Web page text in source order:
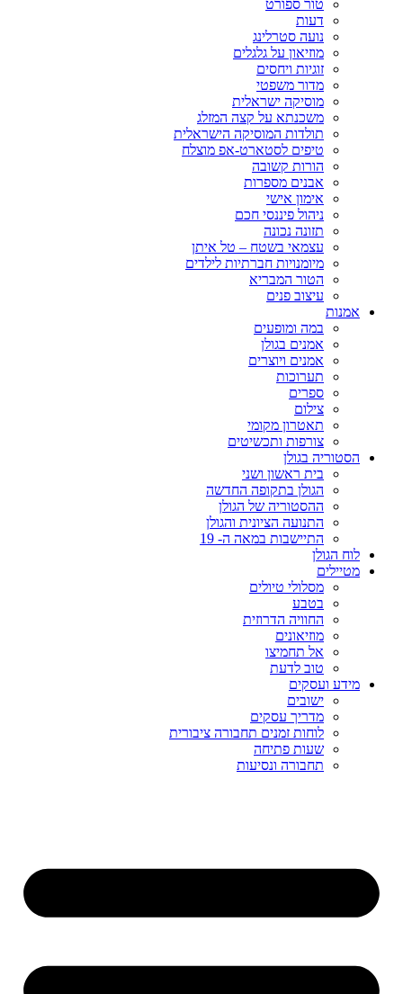
טור ספורט
דעות
נועה סטרלינג
מוזיאון על גלגלים
זוגיות ויחסים
מדור משפטי
מוסיקה ישראלית
משכנתא על קצה המזלג
תולדות המוסיקה הישראלית
טיפים לסטארט-אפ מוצלח
הורות קשובה
אבנים מספרות
אימון אישי
ניהול פיננסי חכם
תזונה נכונה
עצמאי בשטח – טל איתן
מיומנויות חברתיות לילדים
הטור המבריא
עיצוב פנים
אמנות
במה ומופעים
אמנים בגולן
אמנים ויוצרים
תערוכות
ספרים
צילום
תאטרון מקומי
צורפות ותכשיטים
הסטוריה בגולן
בית ראשון ושני
הגולן בתקופה החדשה
ההסטוריה של הגולן
התנועה הציונית והגולן
התיישבות במאה ה- 19
לוח הגולן
מטיילים
מסלולי טיולים
בטבע
החוויה הדרוזית
מוזיאונים
אל תחמיצו
טוב לדעת
מידע ועסקים
ישובים
מדריך עסקים
לוחות זמנים תחבורה ציבורית
שעות פתיחה
תחבורה ונסיעות